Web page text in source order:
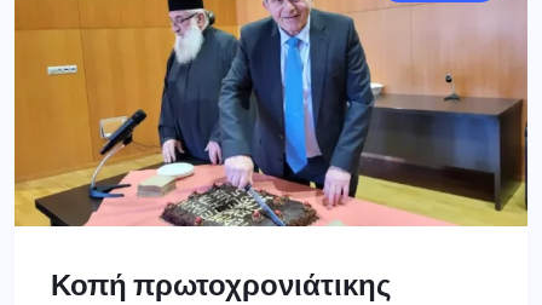
Κοπή πρωτοχρονιάτικης